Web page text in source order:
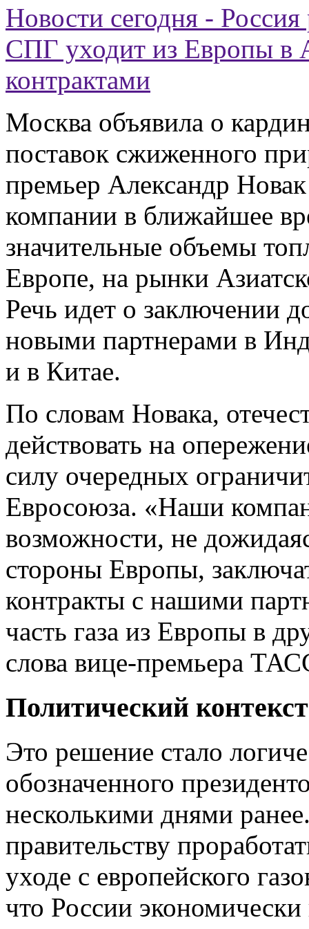
Новости сегодня - Россия
СПГ уходит из Европы в
контрактами
Москва объявила о
поставок сжиженного
премьер Александр
компании в ближайшее
значительные объемы
Европе, на рынки
Речь идет о заключении
новыми партнерами в
и в Китае.
По словам Новака,
действовать на
силу очередных
Евросоюза. «Наши
возможности, не
стороны Европы,
контракты с нашими
часть газа из Европы в
слова вице-премьера
Политический
Это решение стало
обозначенного
несколькими днями
правительству
уходе с европейского
что России экономически